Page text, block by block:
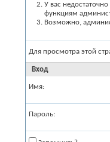
У вас
функциям
Возможно,
Для просмотра этой
Вход
Имя:
Пароль: